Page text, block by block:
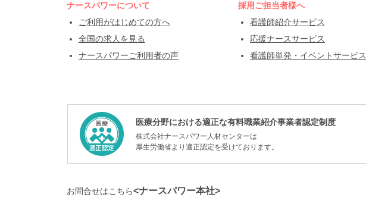
ナースパワーについて
ご利用がはじめての方へ
全国の求人を見る
ナースパワーご利用者の声
採用ご担当者様へ
看護師紹介サービス
応援ナースサービス
看護師単発・イベントサービス
医療分野における適正な有料職業紹介事業者認定制度
株式会社ナースパワー人材センターは
厚生労働省より適正認定を受けております。
お問合せはこちら<ナースパワー本社>